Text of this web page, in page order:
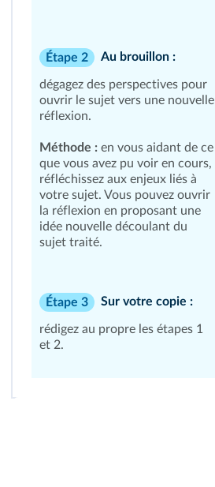
Étape 2 Au brouillon :
dégagez des perspectives pour
ouvrir le sujet vers une nouvelle
réflexion.
Méthode : en vous aidant de ce
que vous avez pu voir en cours,
réfléchissez aux enjeux liés à
votre sujet. Vous pouvez ouvrir
la réflexion en proposant une
idée nouvelle découlant du
sujet traité.
Étape 3 Sur votre copie :
rédigez au propre les étapes 1
et 2.